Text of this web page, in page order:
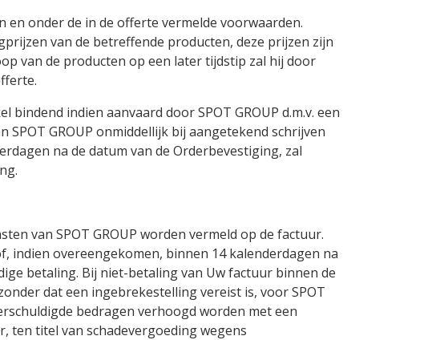
onder de in de offerte vermelde voorwaarden.
van de betreffende producten, deze prijzen zijn
van de producten op een later tijdstip zal hij door
indien aanvaard door SPOT GROUP d.m.v. een
GROUP onmiddellijk bij aangetekend schrijven
na de datum van de Orderbevestiging, zal
van SPOT GROUP worden vermeld op de factuur.
overeengekomen, binnen 14 kalenderdagen na
betaling. Bij niet-betaling van Uw factuur binnen de
dat een ingebrekestelling vereist is, voor SPOT
bedragen verhoogd worden met een
ten titel van schadevergoeding wegens